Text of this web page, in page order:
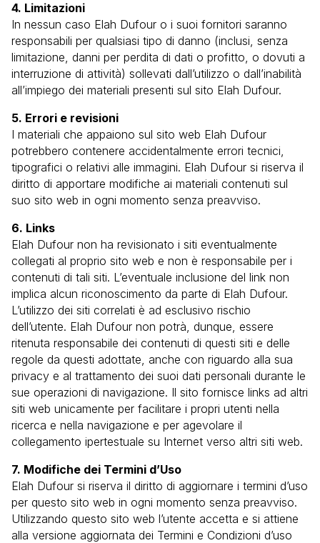
4. Limitazioni
In nessun caso Elah Dufour o i suoi fornitori saranno
responsabili per qualsiasi tipo di danno (inclusi, senza
limitazione, danni per perdita di dati o profitto, o dovuti a
interruzione di attività) sollevati dall’utilizzo o dall’inabilità
all’impiego dei materiali presenti sul sito Elah Dufour.
5. Errori e revisioni
I materiali che appaiono sul sito web Elah Dufour
potrebbero contenere accidentalmente errori tecnici,
tipografici o relativi alle immagini. Elah Dufour si riserva il
diritto di apportare modifiche ai materiali contenuti sul
suo sito web in ogni momento senza preavviso.
6. Links
Elah Dufour non ha revisionato i siti eventualmente
collegati al proprio sito web e non è responsabile per i
contenuti di tali siti. L’eventuale inclusione del link non
implica alcun riconoscimento da parte di Elah Dufour.
L’utilizzo dei siti correlati è ad esclusivo rischio
dell’utente. Elah Dufour non potrà, dunque, essere
ritenuta responsabile dei contenuti di questi siti e delle
regole da questi adottate, anche con riguardo alla sua
privacy e al trattamento dei suoi dati personali durante le
sue operazioni di navigazione. Il sito fornisce links ad altri
siti web unicamente per facilitare i propri utenti nella
ricerca e nella navigazione e per agevolare il
collegamento ipertestuale su Internet verso altri siti web.
7. Modifiche dei Termini d’Uso
Elah Dufour si riserva il diritto di aggiornare i termini d’uso
per questo sito web in ogni momento senza preavviso.
Utilizzando questo sito web l’utente accetta e si attiene
alla versione aggiornata dei Termini e Condizioni d’uso